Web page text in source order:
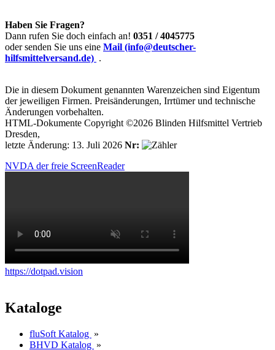
Haben Sie Fragen?
Dann rufen Sie doch einfach an! 0351 / 4045775
oder senden Sie uns eine Mail (info@deutscher-
hilfsmittelversand.de) .
Die in diesem Dokument genannten Warenzeichen sind Eigentum
der jeweiligen Firmen. Preisänderungen, Irrtümer und technische
Änderungen vorbehalten.
HTML-Dokumente Copyright ©2026 Blinden Hilfsmittel Vertrieb
Dresden,
letzte Änderung: 13. Juli 2026 Nr:
NVDA der freie ScreenReader
https://dotpad.vision
Kataloge
fluSoft Katalog »
BHVD Katalog »